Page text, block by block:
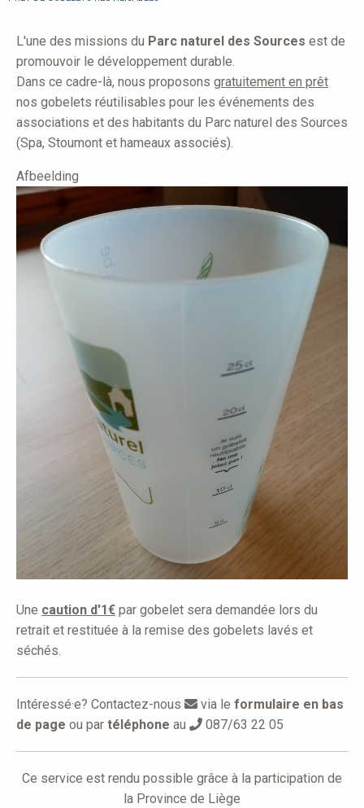
L'une des missions du Parc naturel des Sources est de
promouvoir le développement durable.
Dans ce cadre-là, nous proposons gratuitement en prêt
nos gobelets réutilisables pour les événements des
associations et des habitants du Parc naturel des Sources
(Spa, Stoumont et hameaux associés).
Afbeelding
Une caution d'1€ par gobelet sera demandée lors du
retrait et restituée à la remise des gobelets lavés et
séchés.
Intéressé·e? Contactez-nous via le formulaire en bas
de page ou par téléphone au 087/63 22 05
Ce service est rendu possible grâce à la participation de
la Province de Liège